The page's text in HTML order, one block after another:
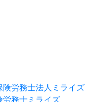
労務士ミライズ